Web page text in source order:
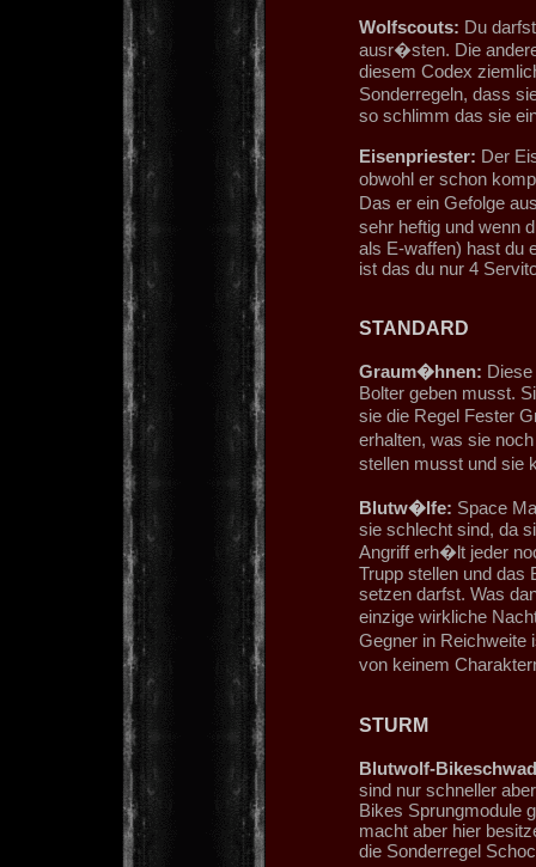
Wolfscouts: Du
ausr�sten. Die
diesem Codex
Sonderregeln, dass
so schlimm das sie
Eisenpriester: Der
obwohl er schon
Das er ein Gefolge
sehr heftig und wenn
als E-waffen) hast du
ist das du nur 4
STANDARD
Graum�hnen:
Bolter geben musst.
sie die Regel Fester
erhalten, was sie
stellen musst und sie
Blutw�lfe: Space
sie schlecht sind, da
Angriff erh�lt jeder
Trupp stellen und das
setzen darfst. Was
einzige wirkliche
Gegner in
von keinem
STURM
Blutwolf-
sind nur schneller
Bikes Sprungmodule
macht aber hier
die Sonderregel